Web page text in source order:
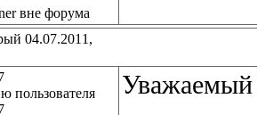
04.07.2011,